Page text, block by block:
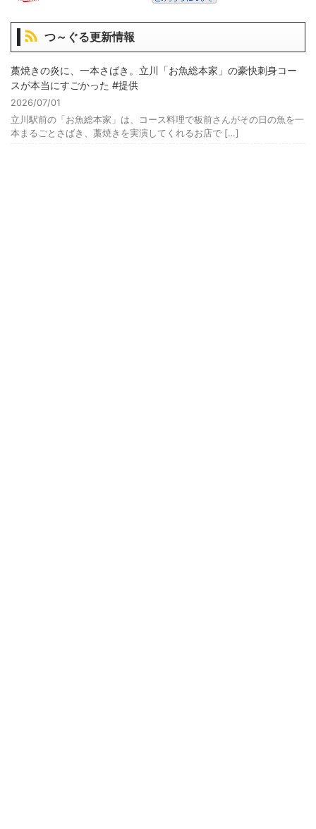
つ～ぐる更新情報
藁焼きの炎に、一本さばき。立川「お魚総本家」の豪快刺身コー
スが本当にすごかった #提供
2026/07/01
立川駅前の「お魚総本家」は、コース料理で板前さんがその日の魚を一
本まるごとさばき、藁焼きを実演してくれるお店で […]